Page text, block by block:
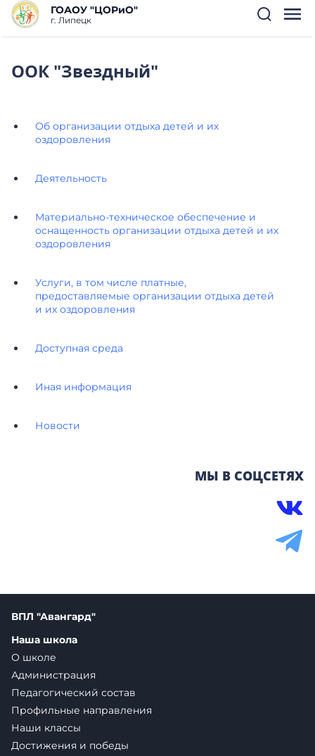
ГОАОУ "ЦОРиО"
г. Липецк
ООК "Звездный"
Об организации отдыха детей и их
оздоровления
Деятельность
Материально-техническое обеспечение и
оснащенность организации отдыха детей и их
оздоровления
Услуги, в том числе платные,
предоставляемые организации отдыха детей
и их оздоровления
Доступная среда
Иная информация
Новости
МЫ В СОЦСЕТЯХ
ВПЛ "Авангард"
Наша школа
О школе
Администрация
Педагогический состав
Профильные направления
Наши классы
Достижения и победы